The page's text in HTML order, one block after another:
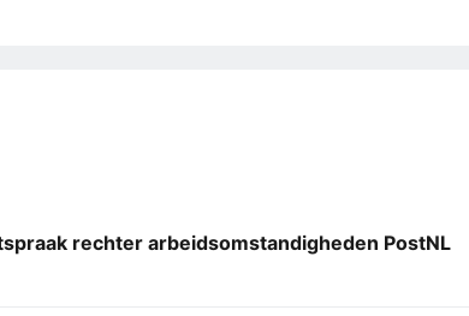
rechter arbeidsomstandigheden PostNL